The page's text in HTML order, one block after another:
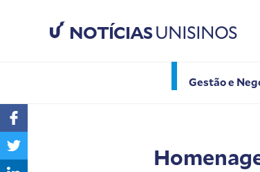
NOTÍCIASUNISINOS
Gestão e